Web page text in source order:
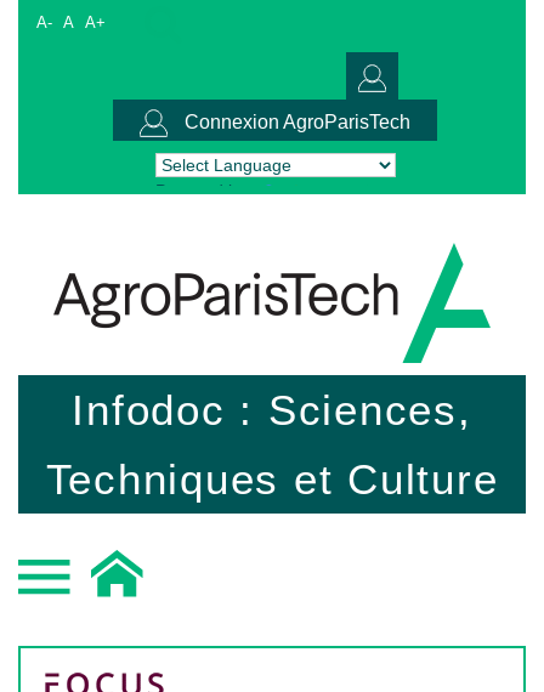
A- A A+
Connexion AgroParisTech
Powered by Translate
Infodoc : Sciences,
Techniques et Culture